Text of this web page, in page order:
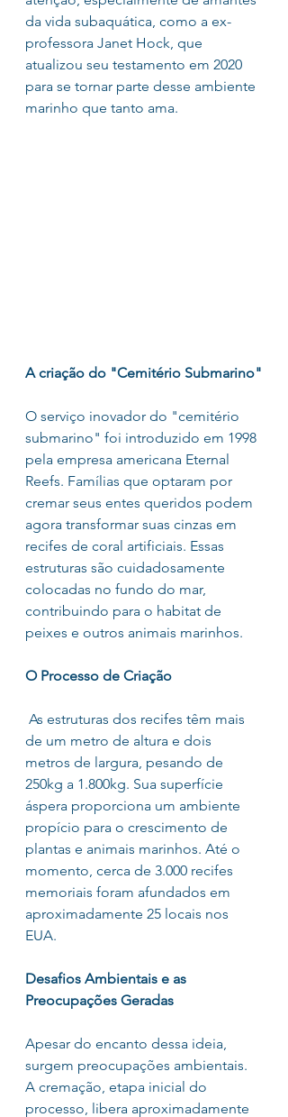
da vida subaquática, como a ex-
professora Janet Hock, que
atualizou seu testamento em 2020
para se tornar parte desse ambiente
marinho que tanto ama.
A criação do "Cemitério Submarino"
O serviço inovador do "cemitério
submarino" foi introduzido em 1998
pela empresa americana Eternal
Reefs. Famílias que optaram por
cremar seus entes queridos podem
agora transformar suas cinzas em
recifes de coral artificiais. Essas
estruturas são cuidadosamente
colocadas no fundo do mar,
contribuindo para o habitat de
peixes e outros animais marinhos.
O Processo de Criação
de um metro de altura e dois
metros de largura, pesando de
250kg a 1.800kg. Sua superfície
áspera proporciona um ambiente
propício para o crescimento de
plantas e animais marinhos. Até o
momento, cerca de 3.000 recifes
memoriais foram afundados em
aproximadamente 25 locais nos
EUA.
Desafios Ambientais e as
Preocupações Geradas
Apesar do encanto dessa ideia,
surgem preocupações ambientais.
A cremação, etapa inicial do
processo, libera aproximadamente